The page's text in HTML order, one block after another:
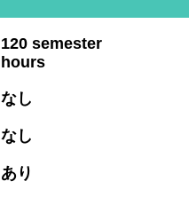
120 semester
hours
なし
なし
あり